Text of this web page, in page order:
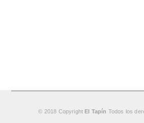
© 2018 Copyright El Tapín Todos los